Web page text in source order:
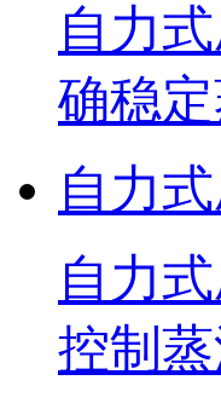
自力
确稳
自力
自力
控制